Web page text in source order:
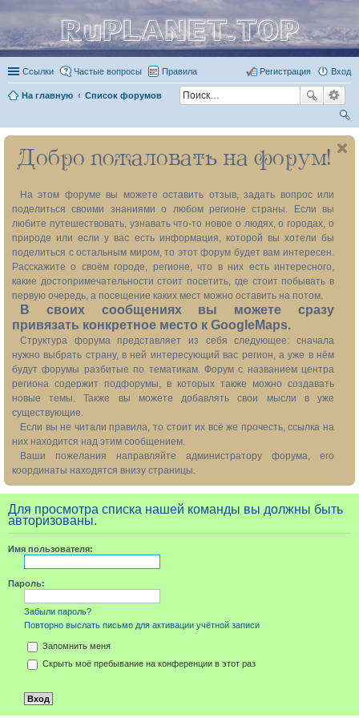
RuPLANET.TOP
Ссылки Частые вопросы Правила Вход
Регистрация
На главную Список форумов
ои
ск
Добро пожаловать на форум!
На этом форуме вы можете оставить отзыв, задать вопрос или
поделиться своими знаниями о любом регионе страны. Если вы
любите путешествовать, узнавать что-то новое о людях, о городах, о
природе или если у вас есть информация, которой вы хотели бы
поделиться с остальным миром, то этот форум будет вам интересен.
Расскажите о своём городе, регионе, что в них есть интересного,
какие достопримечательности стоит посетить, где стоит побывать в
первую очередь, а посещение каких мест можно оставить на потом.
В своих сообщениях вы можете сразу
привязать конкретное место к GoogleMaps.
Структура форума представляет из себя следующее: сначала
нужно выбрать страну, в ней интересующий вас регион, а уже в нём
будут форумы разбитые по тематикам. Форум с названием центра
региона содержит подфорумы, в которых также можно создавать
новые темы. Также вы можете добавлять свои мысли в уже
существующие.
Если вы не читали правила, то стоит их всё же прочесть, ссылка на
них находится над этим сообщением.
Ваши пожелания направляйте администратору форума, его
координаты находятся внизу страницы.
Для просмотра списка нашей команды вы должны быть
авторизованы.
Имя пользователя:
Пароль:
Забыли пароль?
Повторно выслать письмо для активации учётной записи
Запомнить меня
Скрыть моё пребывание на конференции в этот раз